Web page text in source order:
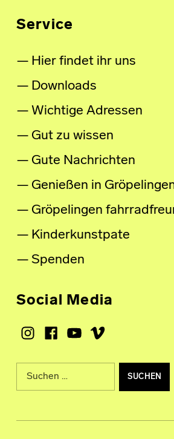
Service
Hier findet ihr uns
Downloads
Wichtige Adressen
Gut zu wissen
Gute Nachrichten
Genießen in
Gröpelingen
Kinderkunstpate
Spenden
Social Media
Instagram
Facebook
Youtube
Vimeo
Suche nach: